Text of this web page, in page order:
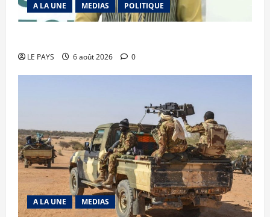
A LA UNE MEDIAS POLITIQUE
LE PAYS 6 août 2026 0
A LA UNE MEDIAS